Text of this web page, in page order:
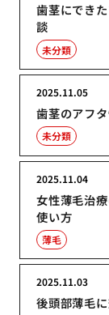
歯茎にでき
談
未分類
歯茎のアフ
2025.11.05
未分類
女性薄毛治
使い方
2025.11.04
薄毛
後頭部薄毛
2025.11.03